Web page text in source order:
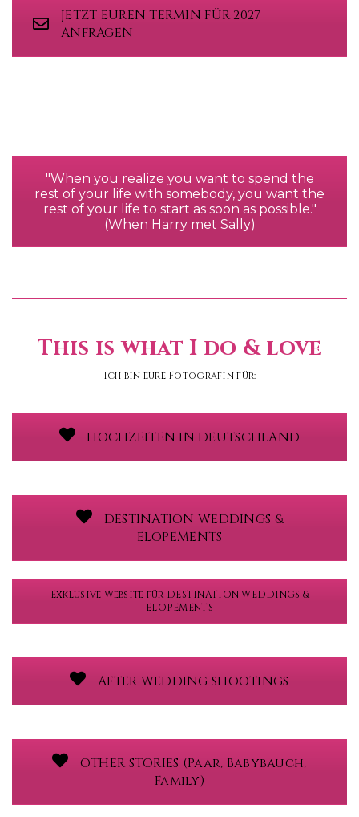
JETZT EUREN TERMIN FÜR 2027
ANFRAGEN
"When you realize you want to spend the
rest of your life with somebody, you want the
rest of your life to start as soon as possible."
(When Harry met Sally)
This is what I do & love
Ich bin eure Fotografin für:
HOCHZEITEN IN DEUTSCHLAND
DESTINATION WEDDINGS &
ELOPEMENTS
Exklusive Website für DESTINATION WEDDINGS &
ELOPEMENTS
AFTER WEDDING SHOOTINGS
OTHER STORIES (Paar, Babybauch,
Family)